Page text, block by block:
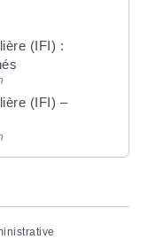
(IFI) :
(IFI) –